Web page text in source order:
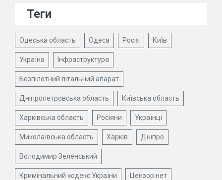
Теги
Одеська область Одеса Росія Київ
Україна Інфраструктура
Безпілотний літальний апарат
Дніпропетровська область Київська область
Харківська область Росіяни Українці
Миколаївська область Харків Дніпро
Володимир Зеленський
Кримінальний кодекс України Цензор.нет